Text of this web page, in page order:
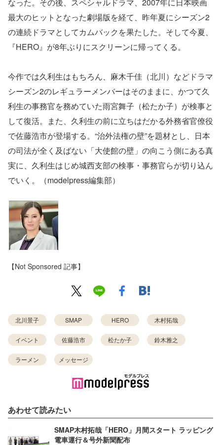
最大のヒットとなった劇場版を経て、昨年夏にシーズン2
の連続ドラマとしてカムバックを果たした。そして今夏、
『HERO』が8年ぶりにスクリーンに帰ってくる。
今作では久利生はもちろん、麻木千佳（北川）などドラマ
シーズン2のレギュラーメンバーはそのままに、かつて久
利生の事務官を務めていた雨宮舞子（松たか子）が検事と
して復活。また、久利生の前に立ちはだかる外務省官僚役
で佐藤浩市が登場する。“治外法権の壁”を題材とし、日本
の司法が全く及ばない「大使館の壁」の向こう側にある真
実に、久利生はじめ城西支部の検事・事務官らが切り込ん
でいく。（modelpress編集部）
【Not Sponsored 記事】
北川景子 SMAP HERO 木村拓哉
イベント 佐藤浩市 松たか子 鈴木雅之
ラーメン メッセージ
あわせて読みたい
SMAP木村拓哉「HERO」月間スタート ラッピング
電車運行＆号外新聞配布